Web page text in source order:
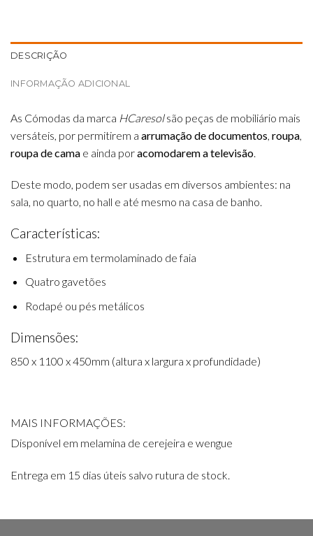
DESCRIÇÃO
INFORMAÇÃO ADICIONAL
As Cómodas da marca HCaresolsão peças de mobiliário mais
versáteis, por permitirem a arrumação de documentos roupa
roupa de cama e ainda poracomodarem a televisão
Deste modo, podem ser usadas em diversos ambientes: na
sala, no quarto, no hall e até mesmo na casa de banho.
Características:
Estrutura em termolaminado de faia
Quatro gavetões
Rodapé ou pés metálicos
Dimensões:
850 x 1100 x 450mm (altura x largura x profundidade)
MAIS INFORMAÇÕES:
Disponível em melamina de cerejeira e wengue
Entrega em 15 dias úteis salvo rutura de stock.